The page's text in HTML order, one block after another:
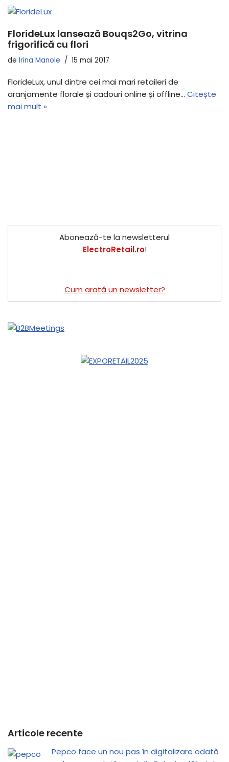
FlorideLux lansează Bouqs2Go, vitrina
frigorifică cu flori
de Irina Manole 15 mai 2017
FlorideLux, unul dintre cei mai mari retaileri de
aranjamente florale și cadouri online și offline… Citește
mai mult »
Abonează-te la newsletterul
ElectroRetail.ro!
Cum arată un newsletter?
Articole recente
Pepco face un nou pas în digitalizare odată